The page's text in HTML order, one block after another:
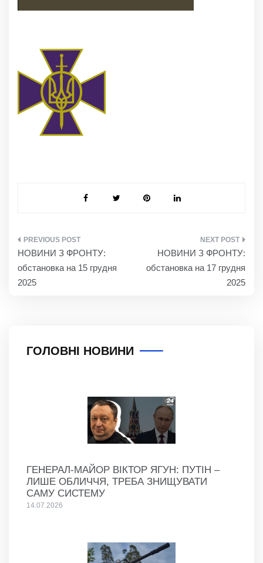
НАВІГАЦІЯ
ЗАПИСІВ
НОВИНИ З ФРОНТУ:
обстановка на 15 грудня
2025
НОВИНИ З ФРОНТУ:
обстановка на 17 грудня
2025
ГОЛОВНІ НОВИНИ
ГЕНЕРАЛ-МАЙОР ВІКТОР ЯГУН: ПУТІН –
ЛИШЕ ОБЛИЧЧЯ, ТРЕБА ЗНИЩУВАТИ
САМУ СИСТЕМУ
14.07.2026